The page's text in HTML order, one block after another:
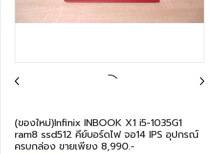
(ของใหม่)Infinix INBOOK X1 i5-1035G1
ram8 ssd512 คีย์บอร์ดไฟ จอ14 IPS อุปกรณ์
ครบกล่อง ขายเพียง 8,990.-